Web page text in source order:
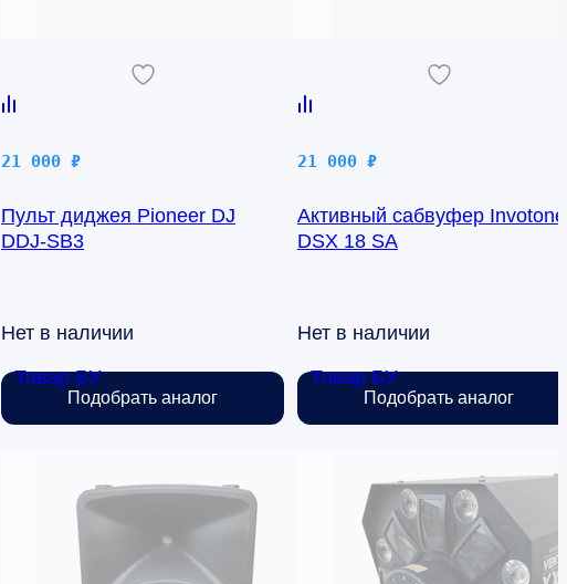
Товар БУ
21 000 ₽
Пульт диджея Pioneer DJ
DDJ-SB3
Нет в наличии
Подобрать аналог
Товар БУ
21 000 ₽
Активный сабвуфер Invotone
DSX 18 SA
Нет в наличии
Подобрать аналог